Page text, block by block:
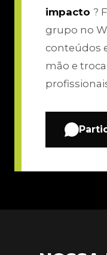
impacto ?
grupo no
conteúdos
mão e